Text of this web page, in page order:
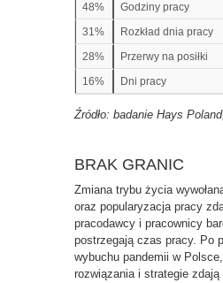
48%
Godziny pracy
31%
Rozkład dnia pracy
28%
Przerwy na posiłki
16%
Dni pracy
Źródło: badanie Hays
BRAK GRANIC
Zmiana trybu życia
oraz popularyzacja pracy
pracodawcy i pracownicy
postrzegają czas pracy. Po
wybuchu pandemii w
rozwiązania i strategie